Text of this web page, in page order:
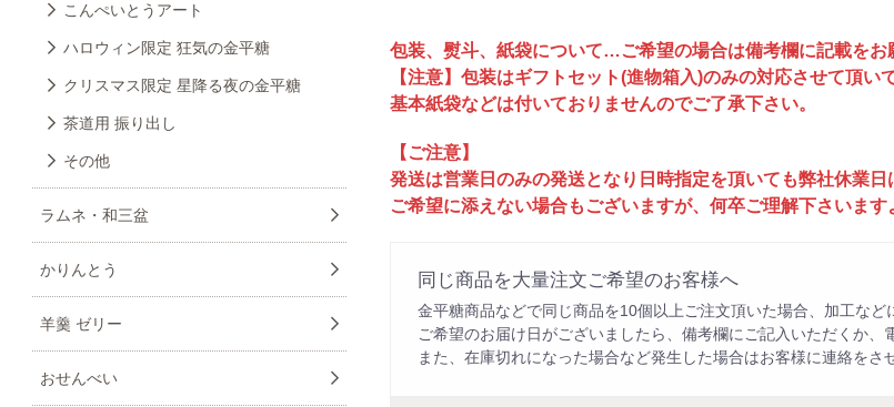
こんぺいとうアート
ハロウィン限定 狂気の金平糖
クリスマス限定 星降る夜の金平糖
茶道用 振り出し
その他
ラムネ・和三盆
かりんとう
羊羹 ゼリー
おせんべい
包装、熨斗、紙袋について…ご希望の場合は備考欄に記載をお
【注意】包装はギフトセット(進物箱入)のみの対応させて頂い
基本紙袋などは付いておりませんのでご了承下さい。
【ご注意】
発送は営業日のみの発送となり日時指定を頂いても弊社休業日
ご希望に添えない場合もございますが、何卒ご理解下さいます
同じ商品を大量注文ご希望のお客様へ
金平糖商品などで同じ商品を10個以上ご注文頂いた場合、加工な
ご希望のお届け日がございましたら、備考欄にご記入いただくか、
また、在庫切れになった場合など発生した場合はお客様に連絡をさ